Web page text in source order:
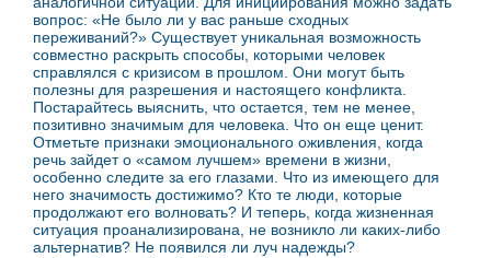
вопрос: «Не было ли у вас раньше сходных
переживаний?» Существует уникальная возможность
совместно раскрыть способы, которыми человек
справлялся с кризисом в прошлом. Они могут быть
полезны для разрешения и настоящего конфликта.
Постарайтесь выяснить, что остается, тем не менее,
позитивно значимым для человека. Что он еще ценит.
Отметьте признаки эмоционального оживления, когда
речь зайдет о «самом лучшем» времени в жизни,
особенно следите за его глазами. Что из имеющего для
него значимость достижимо? Кто те люди, которые
продолжают его волновать? И теперь, когда жизненная
ситуация проанализирована, не возникло ли каких-либо
альтернатив? Не появился ли луч надежды?